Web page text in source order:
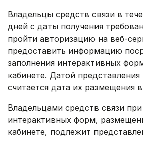
Владельцы средств связи в
дней с даты получения
пройти авторизацию на веб-
предоставить информацию
заполнения интерактивных
кабинете. Датой
считается дата их размещения
Владельцами средств связи
интерактивных форм,
кабинете, подлежит